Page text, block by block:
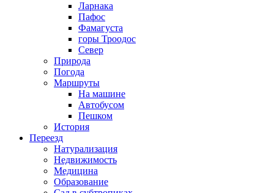
Ларнака
Пафос
Фамагуста
горы Троодос
Север
Природа
Погода
Маршруты
На машине
Автобусом
Пешком
История
Переезд
Натурализация
Недвижимость
Медицина
Образование